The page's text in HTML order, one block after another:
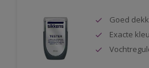
Goed
Exacte